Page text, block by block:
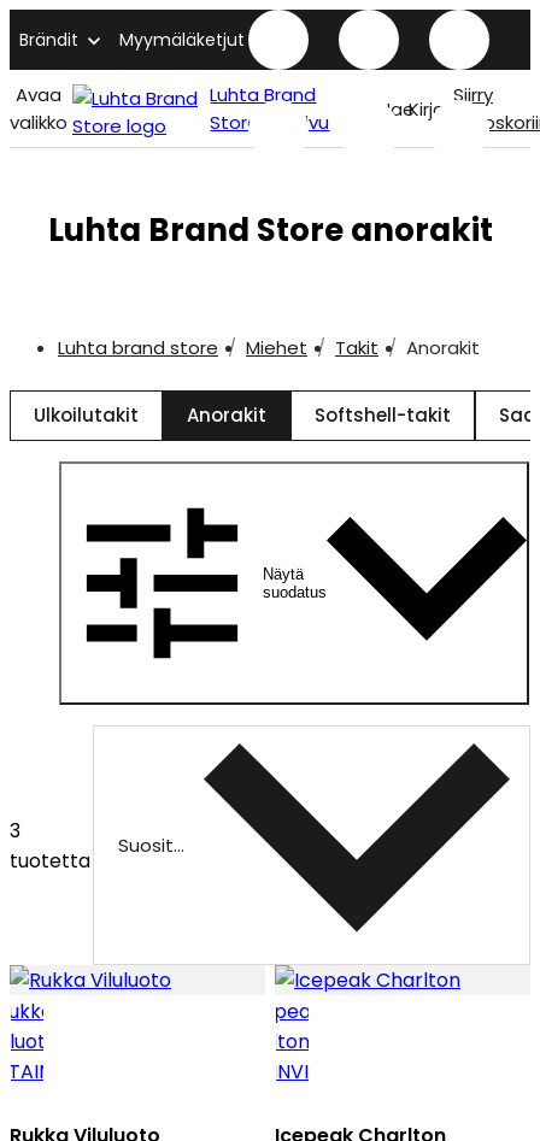
Brändit Myymäläketjut
Avaa
valikko
Luhta Brand
Store etusivu
HaeKirjaudu
Siirry
Luhta Brand Store anorakit
Luhta brand store Miehet Takit Anorakit
Ulkoilutakit Anorakit Softshell-takit
Näytä
suodatus
3
tuotetta
Suositeltu